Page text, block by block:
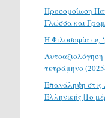
Προσομοίωση
Γλώσσα και
H Φιλοσοφία ως
τετράμηνο
Επανάληψη στις
Ελληνικής |1ο